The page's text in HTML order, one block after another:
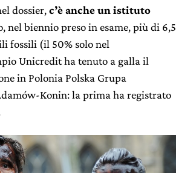
dossier,c’è anche un istituto
nel biennio preso in esame, più di 6,5
fossili (il 50% solo nel
Unicredit ha tenuto a galla il
in Polonia Polska Grupa
Konin: la prima ha registrato